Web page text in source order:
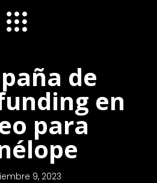
de
en
para
9, 2023